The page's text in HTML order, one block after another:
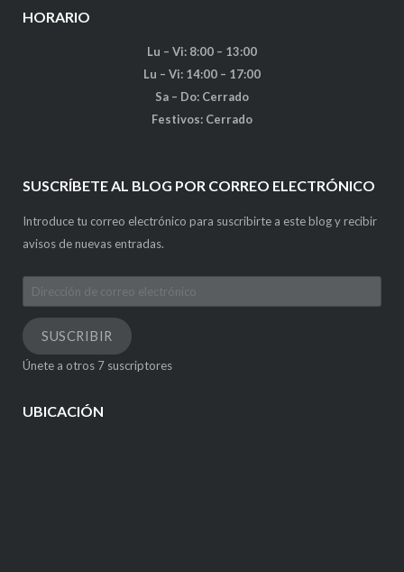
HORARIO
Lu – Vi: 8:00 – 13:00
Lu – Vi: 14:00 – 17:00
Sa – Do: Cerrado
Festivos: Cerrado
SUSCRÍBETE AL BLOG POR CORREO ELECTRÓNICO
Introduce tu correo electrónico para suscribirte a este blog y recibir
avisos de nuevas entradas.
Dirección
de
correo
electrónico
SUSCRIBIR
Únete a otros 7 suscriptores
UBICACIÓN